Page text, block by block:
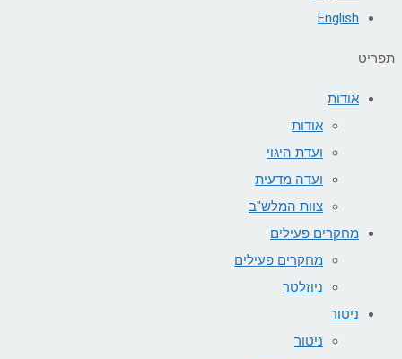
English
תפריט
אודות
אודות
ועדת היגוי
ועדה מדעית
צוות המלש"ב
מחקרים פעילים
מחקרים פעילים
ניוזלטר
ניטור
ניטור